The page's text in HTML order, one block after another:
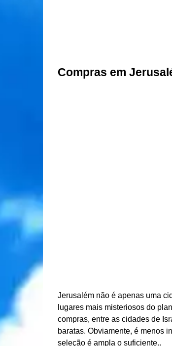
Compras em
Jerusalém não é apenas uma
lugares mais misteriosos do
compras, entre as cidades de
baratas. Obviamente, é menos
seleção é ampla o suficiente..